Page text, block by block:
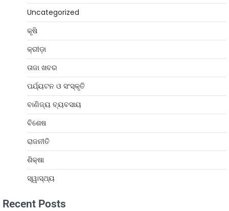
Uncategorized
କୃଷି
କ୍ରୀଡ଼ା
ତାଜା ଖବର
ପର୍ଯ୍ୟଟନ ଓ ସଂସ୍କୃତି
ବାଣିଜ୍ୟ ବ୍ୟବସାୟ
ବିଶେଷ
ରାଜନୀତି
ଶିକ୍ଷା
ସ୍ୱାସ୍ଥ୍ୟ
Recent Posts